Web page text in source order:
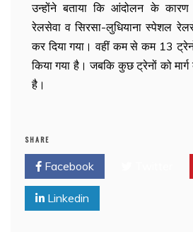
उन्होंने बताया कि आंदोलन के कारण
रेलसेवा व सिरसा-लुधियाना स्पेशल
कर दिया गया। वहीं कम से कम 13
किया गया है। जबकि कुछ ट्रेनों को
है।
SHARE
Facebook
Linkedin